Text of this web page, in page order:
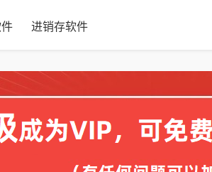
进销存软件